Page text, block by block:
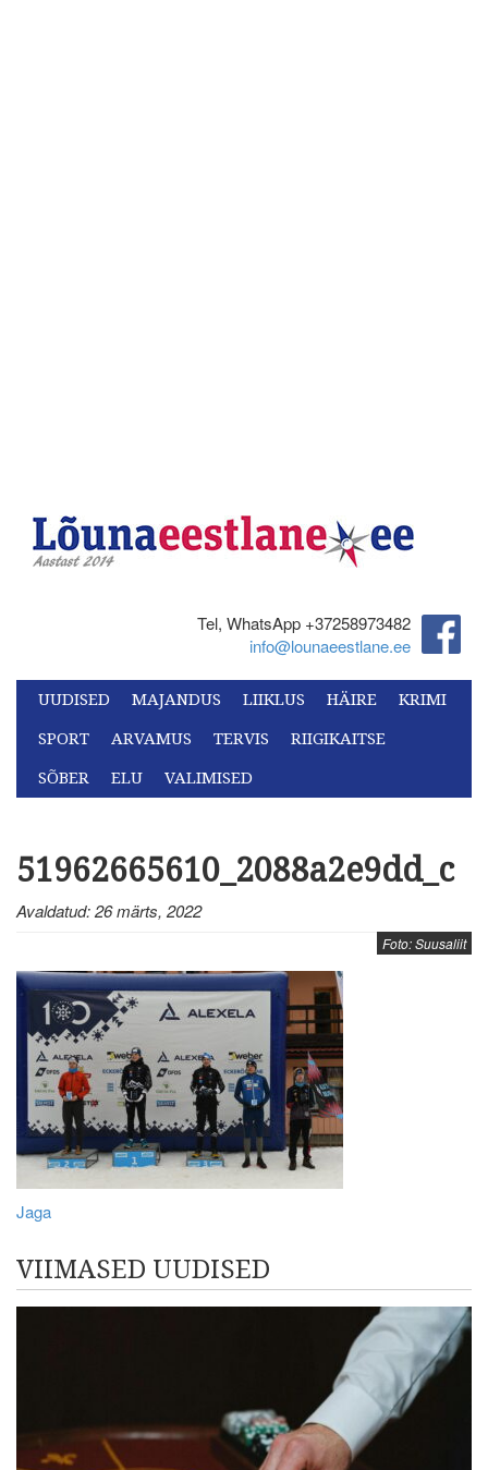
Tel, WhatsApp +37258973482‬
info@lounaeestlane.ee
UUDISED MAJANDUS LIIKLUS HÄIRE
KRIMI
SPORT
ARVAMUS TERVIS
RIIGIKAITSE
SÕBER
ELU VALIMISED
51962665610_2088a2e9dd_c
Avaldatud: 26 märts, 2022
Foto: Suusaliit
Jaga
VIIMASED UUDISED